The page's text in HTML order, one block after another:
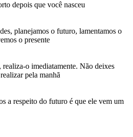
depois que você nasceu
planejamos o futuro, lamentamos o
o presente
o imediatamente. Não deixes
pela manhã
a respeito do futuro é que ele vem um